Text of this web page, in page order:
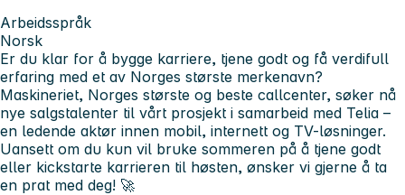
Arbeidsspråk
Norsk
Er du klar for å bygge karriere, tjene godt og få verdifull
erfaring med et av Norges største merkenavn?
Maskineriet, Norges største og beste callcenter, søker nå
nye salgstalenter til vårt prosjekt i samarbeid med Telia –
en ledende aktør innen mobil, internett og TV-løsninger.
Uansett om du kun vil bruke sommeren på å tjene godt
eller kickstarte karrieren til høsten, ønsker vi gjerne å ta
en prat med deg! 🚀